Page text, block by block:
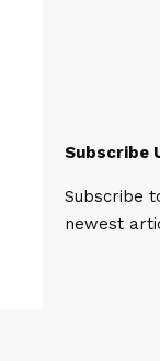
Subscribe
Subscribe
newest